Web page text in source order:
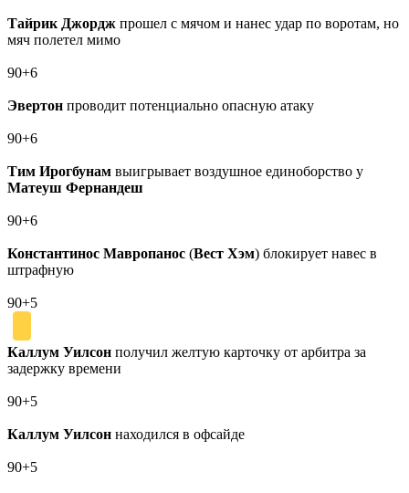
Тайрик Джордж прошел с мячом и нанес удар по воротам, но
мяч полетел мимо
90+6
Эвертон проводит потенциально опасную атаку
90+6
Тим Ирогбунам выигрывает воздушное единоборство у
Матеуш Фернандеш
90+6
Константинос Мавропаноc (Вест Хэм) блокирует навес в
штрафную
90+5
Каллум Уилсон получил желтую карточку от арбитра за
задержку времени
90+5
Каллум Уилсон находился в офсайде
90+5